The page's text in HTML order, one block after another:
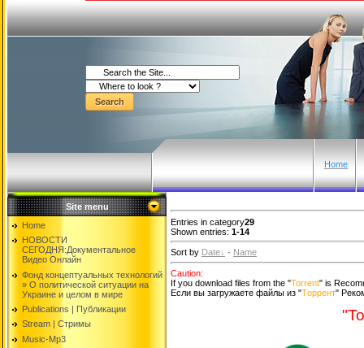
Home
Site menu
Home
НОВОСТИ
СЕГОДНЯ:Документальнoе
Видео Oнлайн
Фонд концептуальных технологий
» O политической ситуации на
Украине и целом в мире
Publications | Публикации
Stream | Стримы
Music-Mp3
Entries in category29
Shown entries: 1-14
Sort by Date · Name
Caution:
If you download files from the "Torrent" is
Если вы загружаете файлы из "Tоррент"